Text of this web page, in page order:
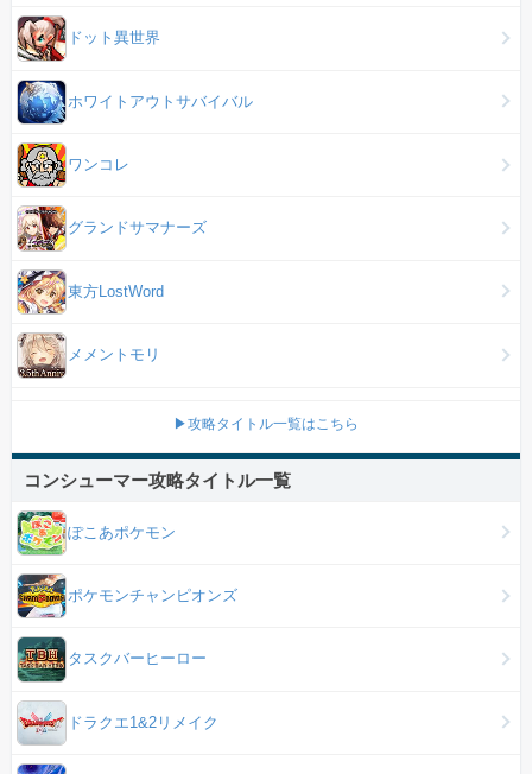
ドット異世界
ホワイトアウトサバイバル
ワンコレ
グランドサマナーズ
東方LostWord
メメントモリ
▶攻略タイトル一覧はこちら
コンシューマー攻略タイトル一覧
ぽこあポケモン
ポケモンチャンピオンズ
タスクバーヒーロー
ドラクエ1&2リメイク